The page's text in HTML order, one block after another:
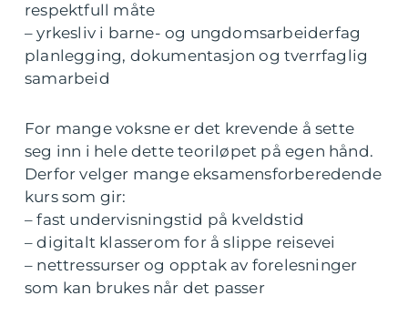
respektfull måte
– yrkesliv i barne- og ungdomsarbeiderfag
planlegging, dokumentasjon og tverrfaglig
samarbeid
For mange voksne er det krevende å sette
seg inn i hele dette teoriløpet på egen hånd.
Derfor velger mange eksamensforberedende
kurs som gir:
– fast undervisningstid på kveldstid
– digitalt klasserom for å slippe reisevei
– nettressurser og opptak av forelesninger
som kan brukes når det passer